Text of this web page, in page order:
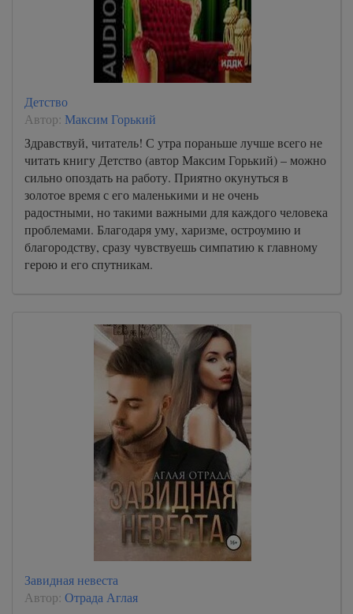
Детство
Автор: Максим Горький
Здравствуй, читатель! С утра пораньше лучше всего не
читать книгу Детство (автор Максим Горький) – можно
сильно опоздать на работу. Приятно окунуться в
золотое время с его маленькими и не очень
радостными, но такими важными для каждого человека
проблемами. Благодаря уму, харизме, остроумию и
благородству, сразу чувствуешь симпатию к главному
герою и его спутникам.
Завидная невеста
Автор: Отрада Аглая